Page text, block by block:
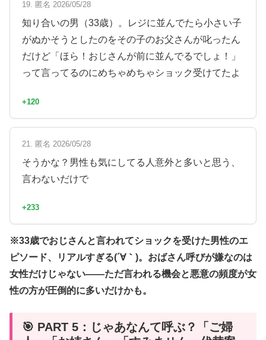
19. 匿名 2026/05/28
知り合いの男（33歳）。レジに並んでたら小さい子
がぬかそうとしたのをその子のお父さんが叱ったん
だけど「ほら！おじさんが前に並んでるでしょ！」
って言ってるのにめちゃめちゃショック受けてたよ
+120
21. 匿名 2026/05/28
そうかな？男性も気にしてる人意外と多いと思う、
言わないだけで
+233
※33歳でおじさんと言われてショックを受けた男性のエ
ピソード、リアルすぎる(´∀｀)。おばさん呼びが嫌なのは
女性だけじゃない——ただ言われる機会と悪意の頻度が女
性の方が圧倒的に多いだけかも。
🎯 PART 5：じゃあなんて呼ぶ？「ご婦